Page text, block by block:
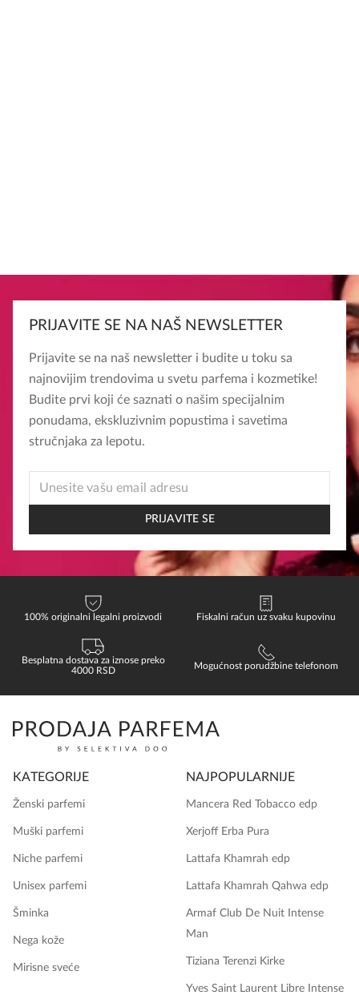
PRIJAVITE SE NA NAŠ NEWSLETTER
Prijavite se na naš newsletter i budite u toku sa
najnovijim trendovima u svetu parfema i kozmetike!
Budite prvi koji će saznati o našim specijalnim
ponudama, ekskluzivnim popustima i savetima
stručnjaka za lepotu.
EMAIL
PRIJAVITE SE
100% originalni legalni proizvodi Fiskalni račun uz svaku kupovinu
Besplatna dostava za iznose preko
4000 RSD
Mogućnost porudžbine telefonom
KATEGORIJE
Ženski parfemi
Muški parfemi
Niche parfemi
Unisex parfemi
Šminka
Nega kože
Mirisne sveće
NAJPOPULARNIJE
Mancera Red Tobacco edp
Xerjoff Erba Pura
Lattafa Khamrah edp
Lattafa Khamrah Qahwa edp
Armaf Club De Nuit Intense
Man
Tiziana Terenzi Kirke
Yves Saint Laurent Libre Intense